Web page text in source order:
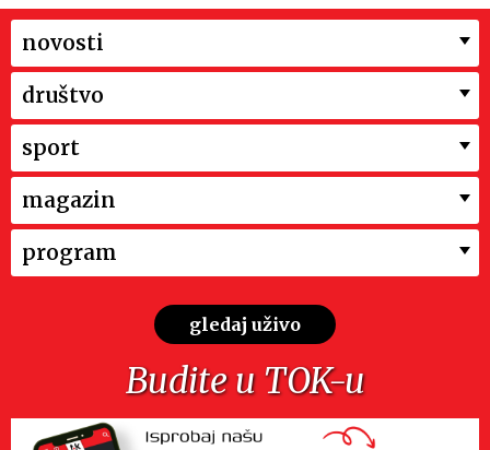
novosti
društvo
sport
magazin
program
gledaj uživo
Budite u TOK-u